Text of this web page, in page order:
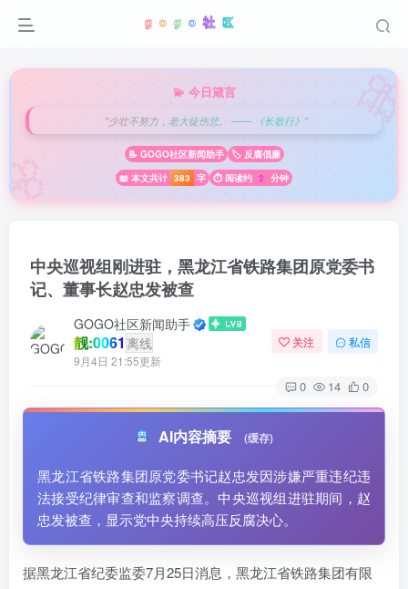
💫 今日箴言
"少壮不努力，老大徒伤悲。 —— 《长歌行》"
📝 GOGO社区新闻助手
🏷️ 反腐倡廉
📖 本文共计 383 字 ⏱️ 阅读约 2 分钟
中央巡视组刚进驻，黑龙江省铁路集团原党委书
记、董事长赵忠发被查
GOGO社区新闻助手
靓:0061 离线
9月4日 21:55更新
关注 私信
0 14 0
AI内容摘要 (缓存)
黑龙江省铁路集团原党委书记赵忠发因涉嫌严重违纪违
法接受纪律审查和监察调查。中央巡视组进驻期间，赵
忠发被查，显示党中央持续高压反腐决心。
据黑龙江省纪委监委7月25日消息，黑龙江省铁路集团有限